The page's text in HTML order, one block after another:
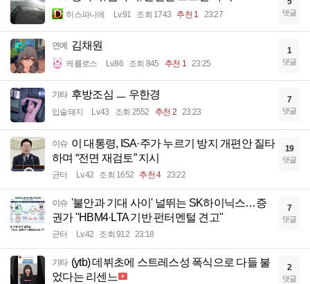
히스파니에 Lv.91 조회 1743 추천 1 23:27 댓글
연예 김채원
케를로스 Lv.86 조회 845 추천 1 23:25
1
댓글
기타 후방조심 ㅡ 우한경
입술돼지 Lv.43 조회 2552 추천 2 23:23
7
댓글
이슈 이 대통령, ISA·주가 누르기 방지 개편안 질타
하며 “전면 재검토” 지시
균터 Lv.42 조회 1652 추천 4 23:22
19
댓글
이슈 '불안과 기대 사이' 널뛰는 SK하이닉스…증
권가 "HBM4·LTA 기반 펀터멘털 견고"
균터 Lv.42 조회 912 23:18
7
댓글
기타 (ytb) 데뷔초에 스트레스성 폭식으로 다들 불
었다는 리센느
2
댓글